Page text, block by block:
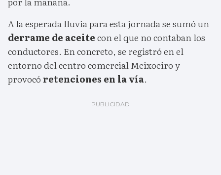
A la esperada lluvia para esta jornada se sumó un
derrame de aceitecon el que no contaban los
conductores. En concreto, se registró en el
entorno del centro comercial Meixoeiro y
provocó retenciones en la vía.